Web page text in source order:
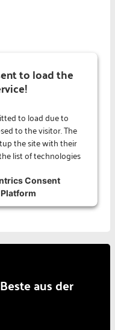
to load the
to load due to
to the visitor. The
the site with their
list of technologies
Consent
aus der